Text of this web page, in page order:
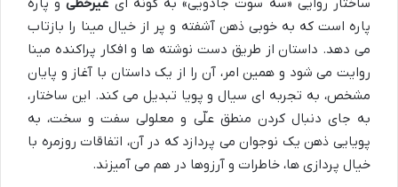
ساختار روایی «سه سوت جادویی» به گونه ای غیرخطیو پاره
پاره است که به خوبی ذهن آشفته و پر از خیال مینا را بازتاب
می دهد. داستان از طریق دست نوشته ها و افکار پراکنده مینا
روایت می شود و همین امر، آن را از یک داستان با آغاز و پایان
مشخص، به تجربه ای سیال و پویا تبدیل می کند. این ساختار،
به جای دنبال کردن منطق علّی و معلولی سفت و سخت، به
پویایی ذهن یک نوجوان می پردازد که در آن، اتفاقات روزمره با
خیال پردازی ها، خاطرات و آرزوها در هم می آمیزند.